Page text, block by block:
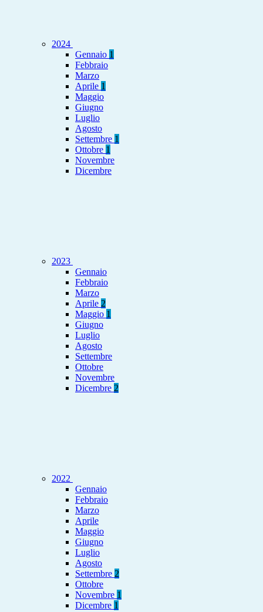
2024
Gennaio 1
Febbraio
Marzo
Aprile 1
Maggio
Giugno
Luglio
Agosto
Settembre 1
Ottobre 1
Novembre
Dicembre
2023
Gennaio
Febbraio
Marzo
Aprile 2
Maggio 1
Giugno
Luglio
Agosto
Settembre
Ottobre
Novembre
Dicembre 2
2022
Gennaio
Febbraio
Marzo
Aprile
Maggio
Giugno
Luglio
Agosto
Settembre 2
Ottobre
Novembre 1
Dicembre 1